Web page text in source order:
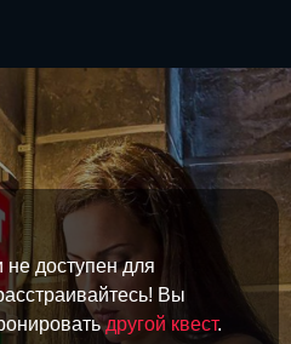
не доступен для
Вы
другой квест.